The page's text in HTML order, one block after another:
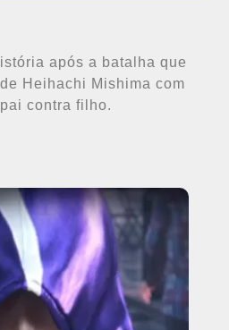
após a batalha que
Heihachi Mishima com
contra filho.